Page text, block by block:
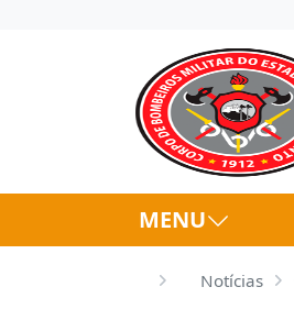
MENU
Notícias